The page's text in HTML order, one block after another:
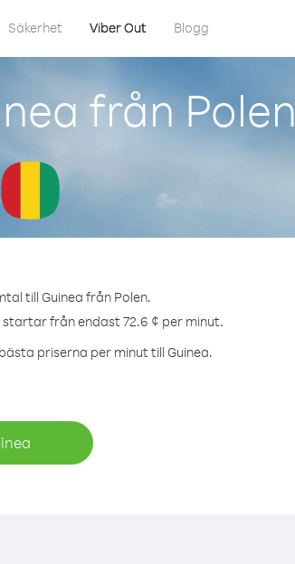
Säkerhet Viber Out Blogg
från Polen
till Guinea från Polen.
startar från endast 72.6 ¢ per minut.
priserna per minut till Guinea.